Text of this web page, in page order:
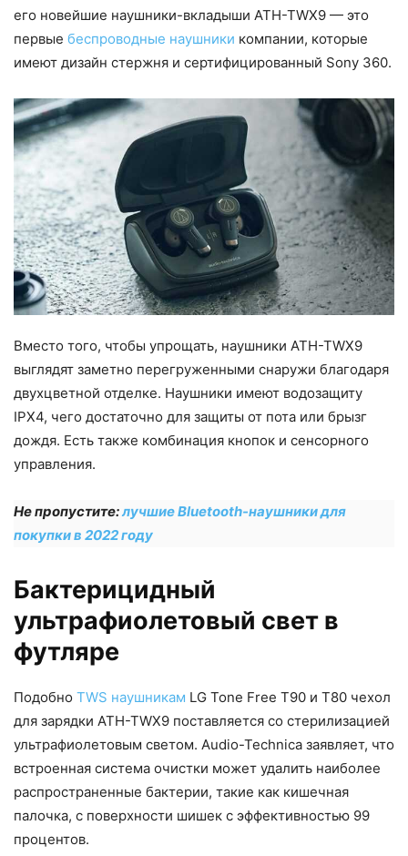
его новейшие наушники-вкладыши ATH-TWX9 — это
первые беспроводные наушники компании, которые
имеют дизайн стержня и сертифицированный Sony 360.
Вместо того, чтобы упрощать, наушники ATH-TWX9
выглядят заметно перегруженными снаружи благодаря
двухцветной отделке. Наушники имеют водозащиту
IPX4, чего достаточно для защиты от пота или брызг
дождя. Есть также комбинация кнопок и сенсорного
управления.
Не пропустите:лучшие Bluetooth-наушники для
покупки в 2022 году
Бактерицидный
ультрафиолетовый свет в
футляре
Подобно TWS наушникам LG Tone Free T90 и T80 чехол
для зарядки ATH-TWX9 поставляется со стерилизацией
ультрафиолетовым светом. Audio-Technica заявляет, что
встроенная система очистки может удалить наиболее
распространенные бактерии, такие как кишечная
палочка, с поверхности шишек с эффективностью 99
процентов.